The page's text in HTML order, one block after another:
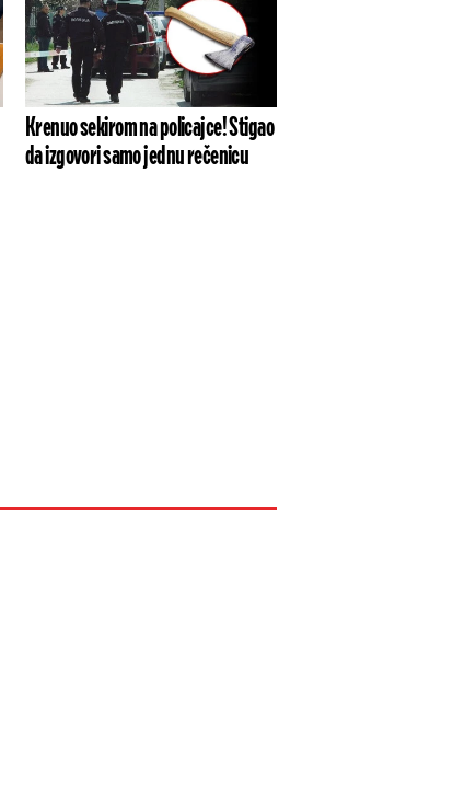
Krenuo sekirom na policajce! Stigao
da izgovori samo jednu rečenicu